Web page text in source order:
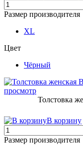
Размер производителя
XL
Цвет
Чёрный
просмотр
Толстовка
В корзину
Размер производителя